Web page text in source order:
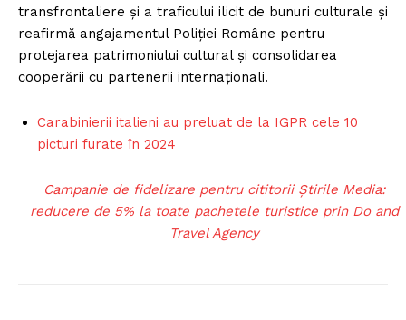
transfrontaliere și a traficului ilicit de bunuri culturale și
reafirmă angajamentul Poliției Române pentru
protejarea patrimoniului cultural și consolidarea
cooperării cu partenerii internaționali.
Carabinierii italieni au preluat de la IGPR cele 10
picturi furate în 2024
Campanie de fidelizare pentru cititorii Știrile Media:
reducere de 5% la toate pachetele turistice prin Do and
Travel Agency